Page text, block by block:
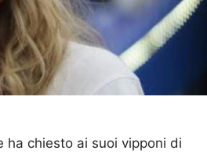
ha chiesto ai suoi vipponi di